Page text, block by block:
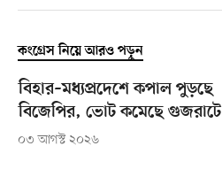
কংগ্রেস নিয়ে আরও পড়ুন
বিহার–মধ্যপ্রদেশে কপাল পুড়ছে
বিজেপির, ভোট কমেছে গুজরাটে
০৩ আগস্ট ২০২৬